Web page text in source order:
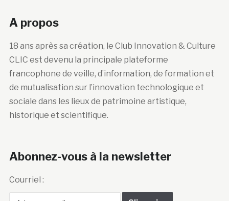
A propos
18 ans après sa création, le Club Innovation & Culture
CLIC est devenu la principale plateforme
francophone de veille, d’information, de formation et
de mutualisation sur l’innovation technologique et
sociale dans les lieux de patrimoine artistique,
historique et scientifique.
Abonnez-vous à la newsletter
Courriel :